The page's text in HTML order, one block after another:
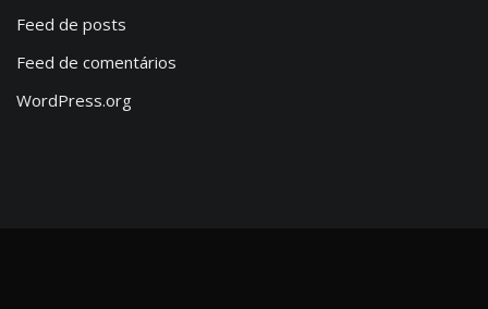
Feed de posts
Feed de comentários
WordPress.org